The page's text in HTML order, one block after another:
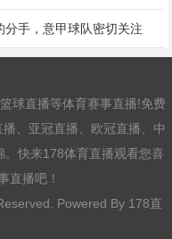
手，意甲球队密切关注
球直播等体育赛事直播!免费
、亚冠直播、欧冠直播、中
快来178体育直播观看您喜
直播吧！
Powered By 178直